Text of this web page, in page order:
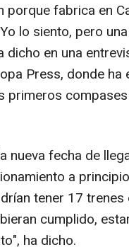
porque fabrica en
lo siento, pero
dicho en una
Press, donde
primeros
nueva fecha de
a
tener 17 trenes
cumplido,
ha dicho.